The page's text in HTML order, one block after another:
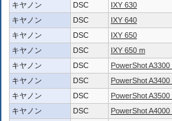
キヤノン
DSC
IXY 630
キヤノン
DSC
IXY 640
キヤノン
DSC
IXY 650
キヤノン
DSC
IXY 650 m
キヤノン
DSC
PowerShot A3300
キヤノン
DSC
PowerShot A3400
キヤノン
DSC
PowerShot A3500
キヤノン
DSC
PowerShot A4000